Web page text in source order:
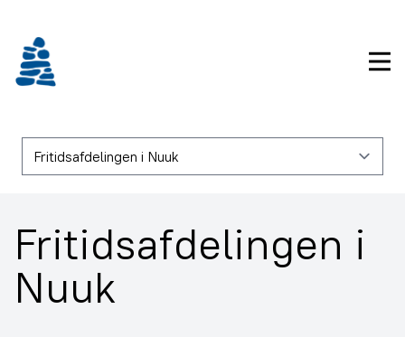
indhold
Fritidsafdelingen i
Nuuk